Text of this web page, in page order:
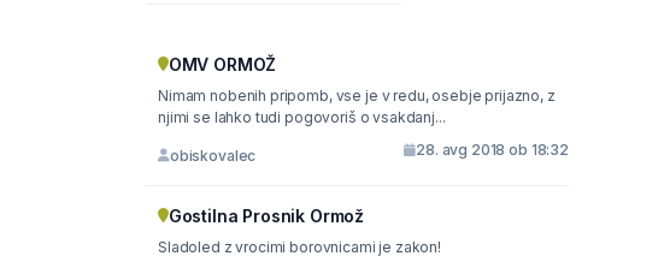
OMV ORMOŽ
Nimam nobenih pripomb, vse je v redu, osebje prijazno, z
njimi se lahko tudi pogovoriš o vsakdanj...
obiskovalec 28. avg 2018 ob 18:32
Gostilna Prosnik Ormož
Sladoled z vrocimi borovnicami je zakon!